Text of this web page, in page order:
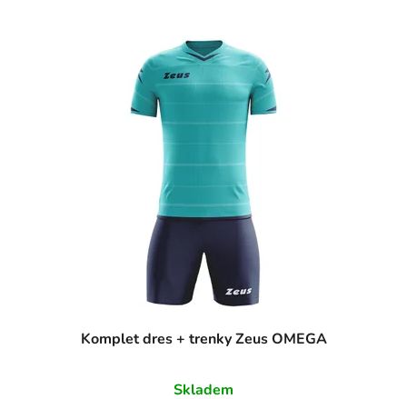
Komplet dres + trenky Zeus OMEGA
Skladem